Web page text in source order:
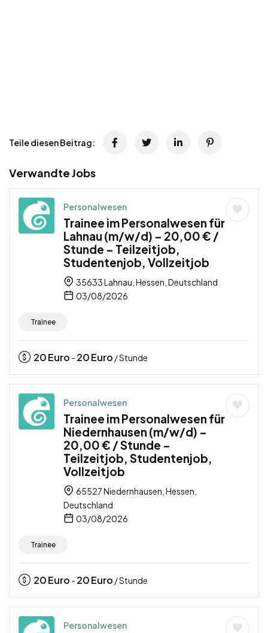
Teile diesen Beitrag:
Verwandte Jobs
Personalwesen
Trainee im Personalwesen für
Lahnau (m/w/d) – 20,00 € /
Stunde – Teilzeitjob,
Studentenjob, Vollzeitjob
35633 Lahnau, Hessen, Deutschland
03/08/2026
Trainee
20Euro - 20Euro / Stunde
Personalwesen
Trainee im Personalwesen für
Niedernhausen (m/w/d) –
20,00 € / Stunde –
Teilzeitjob, Studentenjob,
Vollzeitjob
65527 Niedernhausen, Hessen,
Deutschland
03/08/2026
Trainee
20Euro - 20Euro / Stunde
Personalwesen